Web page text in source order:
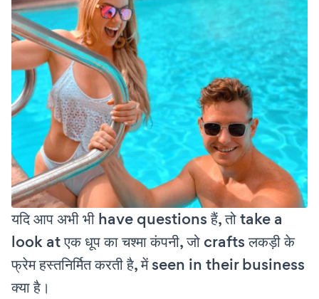
यदि आप अभी भी have questions हैं, तो take a
look at एक धूप का चश्मा कंपनी, जो crafts लकड़ी के
फ्रेम हस्तनिर्मित करती है, में seen in their business
क्या है।